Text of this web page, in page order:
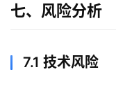
七、风险分析
7.1 技术风险